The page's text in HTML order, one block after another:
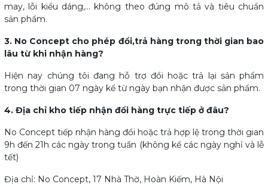
may, lỗi kiểu dáng,… không theo đúng mô tả và tiêu chuẩn
sản phẩm.
3. No Concept cho phép đổi,trả hàng trong thời gian bao
lâu từ khi nhận hàng?
Hiện nay chúng tôi đang hỗ trợ đổi hoặc trả lại sản phẩm
trong thời gian 07 ngày kể từ ngày bạn nhận được sản phẩm.
4. Địa chỉ kho tiếp nhận đổi hàng trực tiếp ở đâu?
No Concept tiếp nhận hàng đổi hoặc trả hợp lệ trong thời gian
9h đến 21h các ngày trong tuần (không kể các ngày nghỉ và lễ
tết)
Địa chỉ: No Concept, 17 Nhà Thờ, Hoàn Kiếm, Hà Nội